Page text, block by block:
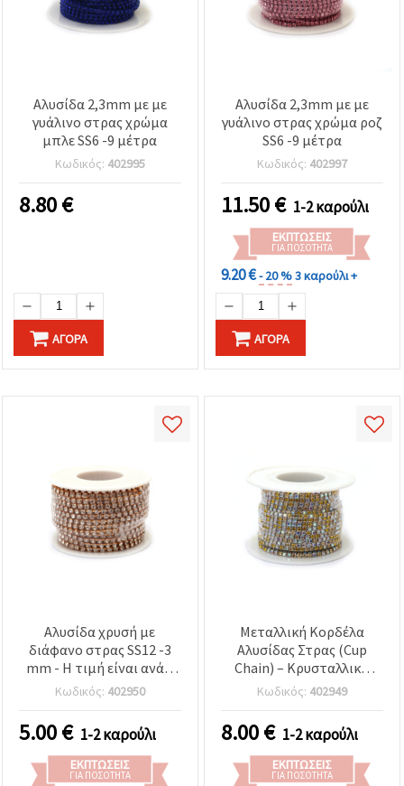
Αλυσίδα 2,3mm με με
γυάλινο στρας χρώμα
μπλε SS6 -9 μέτρα
Κωδικός: 402995
8.80€
ΑΓΟΡΆ
Αλυσίδα 2,3mm με με
γυάλινο στρας χρώμα ροζ
SS6 -9 μέτρα
Κωδικός: 402997
11.50€ 1-2 καρούλι
ΕΚΠΤΏΣΕΙΣ
ΓΙΑ ΠΟΣΌΤΗΤΑ
9.20 €- 20 %3 καρούλι +
ΑΓΟΡΆ
Αλυσίδα χρυσή με
διάφανο στρας SS12 -3
mm - Η τιμή είναι ανά 9
μέτρο
Κωδικός: 402950
5.00€ 1-2 καρούλι
ΕΚΠΤΏΣΕΙΣ
ΓΙΑ ΠΟΣΌΤΗΤΑ
Μεταλλική Κορδέλα
Αλυσίδας Στρας (Cup
Chain) – Κρυσταλλικό
Γυαλί SS6 (2,3 mm),
Μαύρο, Υψηλής
Ποιότητας, Ρολό 9 m –
Ταινία Στρας για
Ραπτική, Στολές, DIY
Χειροτεχνίες
Κωδικός: 402949
8.00€ 1-2 καρούλι
ΕΚΠΤΏΣΕΙΣ
ΓΙΑ ΠΟΣΌΤΗΤΑ